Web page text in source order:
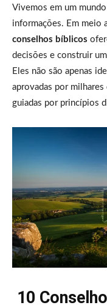
Vivemos em um
informações. Em meio
conselhos bíblicos
decisões e construir
Eles não são apenas
aprovadas por milhares
guiadas por princípios
10